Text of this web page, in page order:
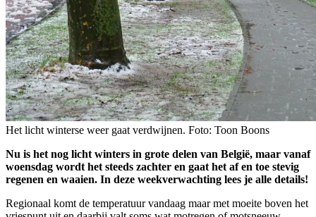
Het licht winterse weer gaat verdwijnen. Foto: Toon Boons
Nu is het nog licht winters in grote delen van België, maar vanaf
woensdag wordt het steeds zachter en gaat het af en toe stevig
regenen en waaien. In deze weekverwachting lees je alle details!
Regionaal komt de temperatuur vandaag maar met moeite boven het